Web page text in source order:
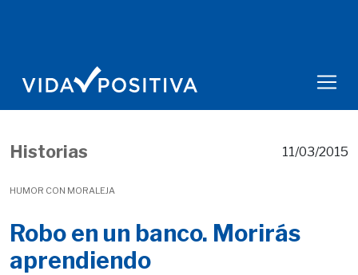
Historias
HUMOR CON MORALEJA
11/03/2015
Robo en un banco. Morirás
aprendiendo